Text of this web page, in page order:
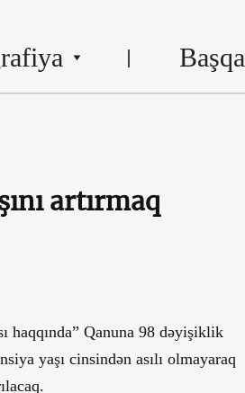
Başqa
artırmaq
haqqında” Qanuna 98 dəyişiklik
yaşı cinsindən asılı olmayaraq